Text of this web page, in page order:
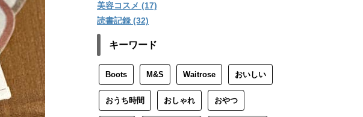
美容コスメ (17)
読書記録 (32)
キーワード
Boots M&S Waitrose おいしい
おうち時間 おしゃれ おやつ